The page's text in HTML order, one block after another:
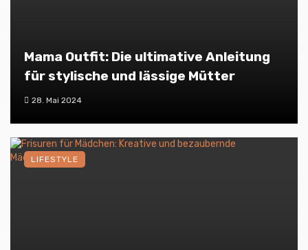
Mama Outfit: Die ultimative Anleitung
für stylische und lässige Mütter
28. Mai 2024
LIFESTYLE